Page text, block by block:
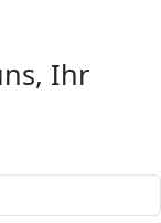
Ihr